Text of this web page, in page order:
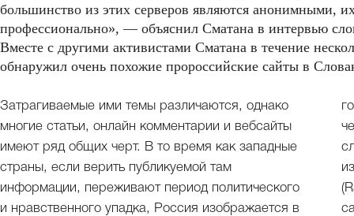
большинство из этих серверов являются анонимными,
профессионально», — объяснил Сматана в интервью
Вместе с другими активистами Сматана в течение
обнаружил очень похожие пророссийские сайты в
Затрагиваемые ими темы различаются, однако
многие статьи, онлайн комментарии и вебсайты
имеют ряд общих черт. В то время как западные
страны, если верить публикуемой там
информации, переживают период политического
и нравственного упадка, Россия изображается в